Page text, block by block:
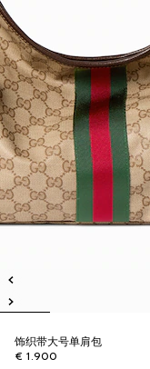
饰织带大号单肩包
€ 1.900